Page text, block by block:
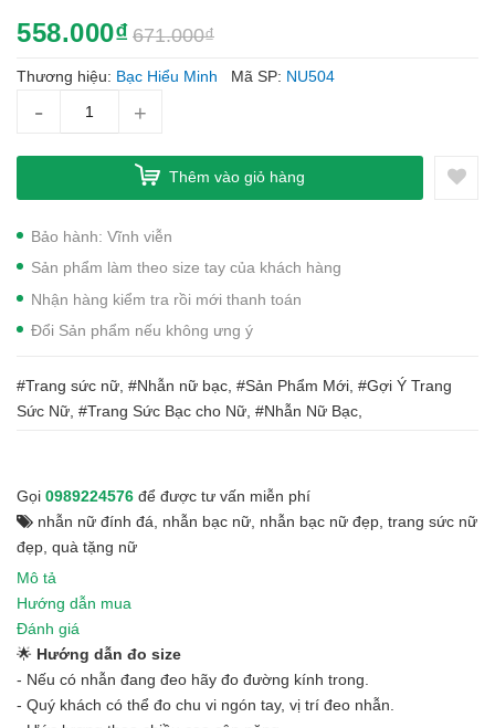
558.000₫ 671.000₫
Thương hiệu: Bạc Hiểu Minh Mã SP: NU504
- +
Thêm vào giỏ hàng
Bảo hành: Vĩnh viễn
Sản phẩm làm theo size tay của khách hàng
Nhận hàng kiểm tra rồi mới thanh toán
Đổi Sản phẩm nếu không ưng ý
#Trang sức nữ, #Nhẫn nữ bạc, #Sản Phẩm Mới, #Gợi Ý Trang
Sức Nữ, #Trang Sức Bạc cho Nữ, #Nhẫn Nữ Bạc,
Gọi 0989224576 để được tư vấn miễn phí
nhẫn nữ đính đá
nhẫn bạc nữ nhẫn bạc nữ đẹp trang sức nữ
đẹp quà tặng nữ
Mô tả
Hướng dẫn mua
Đánh giá
🌟 Hướng dẫn đo size
- Nếu có nhẫn đang đeo hãy đo đường kính trong.
- Quý khách có thể đo chu vi ngón tay, vị trí đeo nhẫn.